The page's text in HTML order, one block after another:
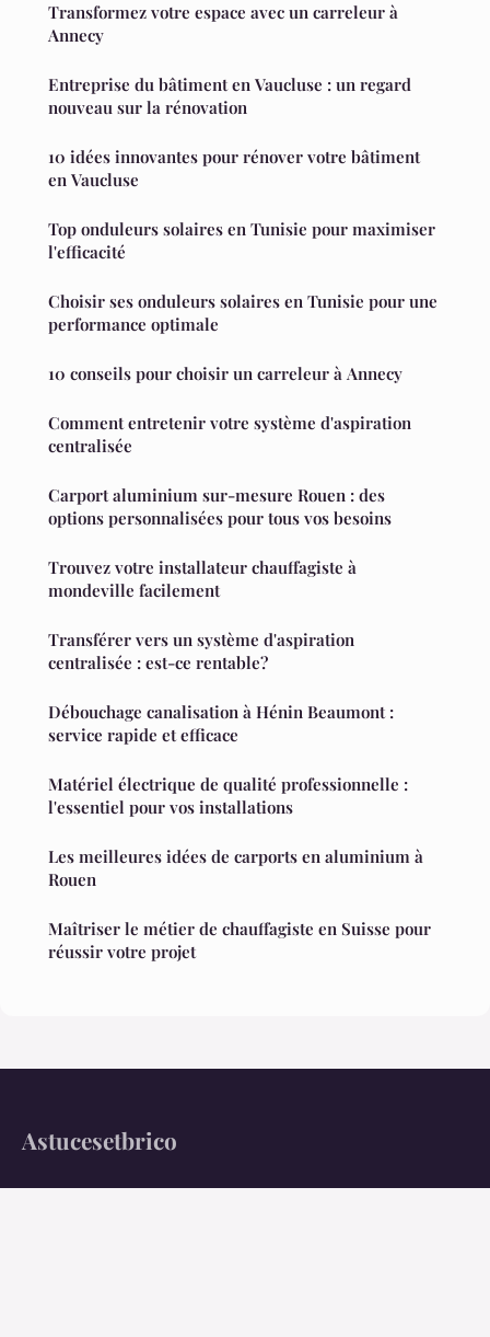
Transformez votre espace avec un carreleur à
Annecy
Entreprise du bâtiment en Vaucluse : un regard
nouveau sur la rénovation
10 idées innovantes pour rénover votre bâtiment
en Vaucluse
Top onduleurs solaires en Tunisie pour maximiser
l'efficacité
Choisir ses onduleurs solaires en Tunisie pour une
performance optimale
10 conseils pour choisir un carreleur à Annecy
Comment entretenir votre système d'aspiration
centralisée
Carport aluminium sur-mesure Rouen : des
options personnalisées pour tous vos besoins
Trouvez votre installateur chauffagiste à
mondeville facilement
Transférer vers un système d'aspiration
centralisée : est-ce rentable?
Débouchage canalisation à Hénin Beaumont :
service rapide et efficace
Matériel électrique de qualité professionnelle :
l'essentiel pour vos installations
Les meilleures idées de carports en aluminium à
Rouen
Maîtriser le métier de chauffagiste en Suisse pour
réussir votre projet
Astucesetbrico